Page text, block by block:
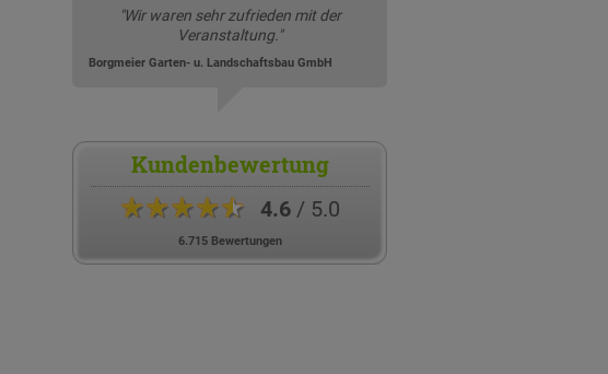
"Wir waren sehr zufrieden mit der
Veranstaltung."
Borgmeier Garten- u. Landschaftsbau GmbH
Kundenbewertung
★★★★★ 4.6/ 5.0
6.715 Bewertungen